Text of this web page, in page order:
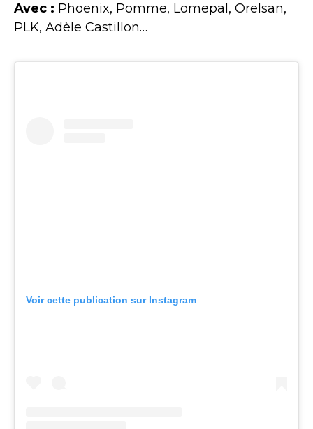
Avec : Phoenix, Pomme, Lomepal, Orelsan,
PLK, Adèle Castillon…
Voir cette publication sur Instagram